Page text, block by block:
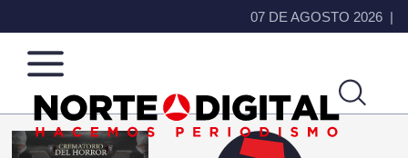
07 DE AGOSTO 2026